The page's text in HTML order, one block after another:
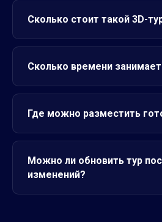
Сколько стоит такой 3D-
Сколько времени
Где можно разместить
Можно ли обновить тур
изменений?